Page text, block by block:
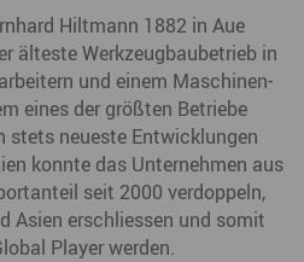
Hiltmann 1882 in Aue
älteste Werkzeugbaubetrieb in
und einem Maschinen-
eines der größten Betriebe
stets neueste Entwicklungen
konnte das Unternehmen aus
seit 2000 verdoppeln,
Asien erschliessen und somit
Player werden.